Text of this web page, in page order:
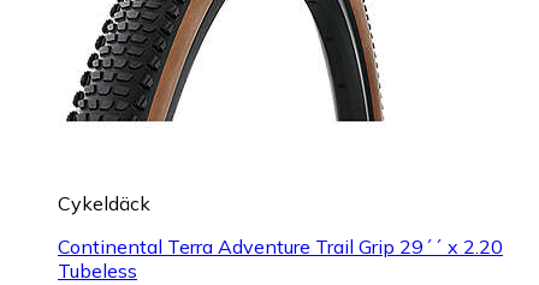
Cykeldäck
Continental Terra Adventure Trail Grip 29´´ x 2.20
Tubeless